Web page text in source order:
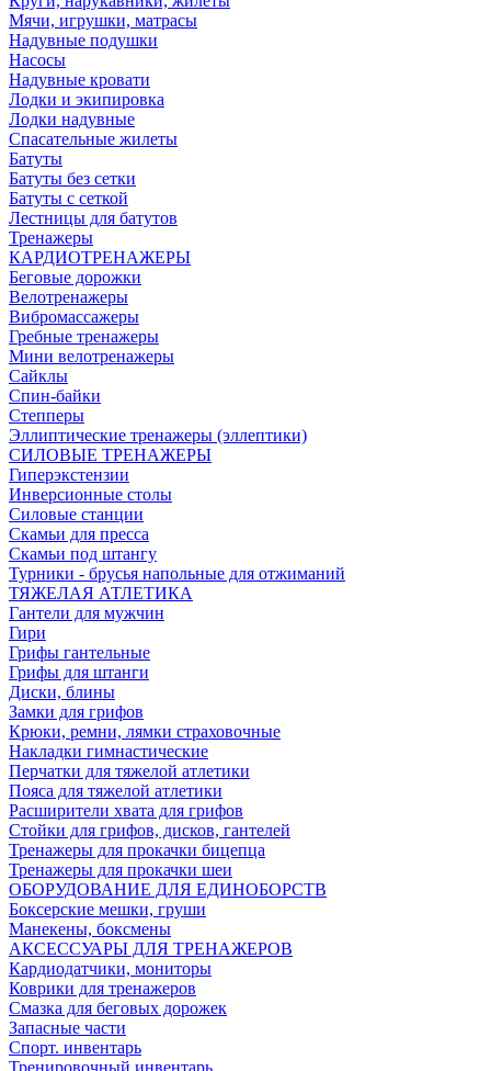
Мячи, игрушки, матрасы
Надувные подушки
Насосы
Надувные кровати
Лодки и экипировка
Лодки надувные
Спасательные жилеты
Батуты
Батуты без сетки
Батуты с сеткой
Лестницы для батутов
Тренажеры
КАРДИОТРЕНАЖЕРЫ
Беговые дорожки
Велотренажеры
Вибромассажеры
Гребные тренажеры
Мини велотренажеры
Сайклы
Спин-байки
Степперы
Эллиптические тренажеры (эллептики)
СИЛОВЫЕ ТРЕНАЖЕРЫ
Гиперэкстензии
Инверсионные столы
Силовые станции
Скамьи для пресса
Скамьи под штангу
Турники - брусья напольные для отжиманий
ТЯЖЕЛАЯ АТЛЕТИКА
Гантели для мужчин
Гири
Грифы гантельные
Грифы для штанги
Диски, блины
Замки для грифов
Крюки, ремни, лямки страховочные
Накладки гимнастические
Перчатки для тяжелой атлетики
Пояса для тяжелой атлетики
Расширители хвата для грифов
Стойки для грифов, дисков, гантелей
Тренажеры для прокачки бицепца
Тренажеры для прокачки шеи
ОБОРУДОВАНИЕ ДЛЯ ЕДИНОБОРСТВ
Боксерские мешки, груши
Манекены, боксмены
АКСЕССУАРЫ ДЛЯ ТРЕНАЖЕРОВ
Кардиодатчики, мониторы
Коврики для тренажеров
Смазка для беговых дорожек
Запасные части
Спорт. инвентарь
Тренировочный инвентарь